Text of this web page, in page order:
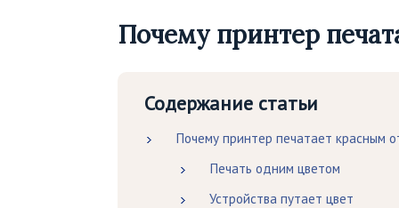
Почему принтер
Содержание статьи
Почему принтер печатает красным
Печать одним цветом
Устройства путает цвет